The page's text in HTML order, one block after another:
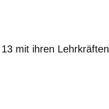
mit ihren Lehrkräften